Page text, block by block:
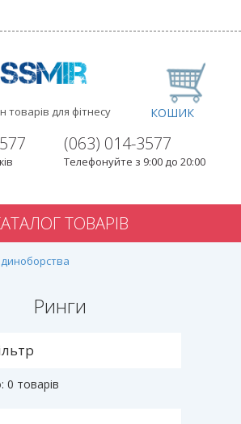
товарів для фітнесу
(063) 014-3577
Телефонуйте з 9:00 до 20:00
КОШИК
ТОВАРІВ
Ринги
0 товарів